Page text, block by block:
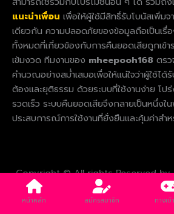
แนะนำเพื่อน เพื่อให้ผู้ใช้มีสิทธิ์รับโบนัสเพิ่มจ
เดียวกัน ความปลอดภัยของข้อมูลถือเป็นเรื่
ทั้งหมดที่เกี่ยวข้องกับการคืนยอดเสียถูกเข้า
เข้มงวด ทีมงานของ mheepooh168 ตรว
คำนวณอย่างสม่ำเสมอเพื่อให้แน่ใจว่าผู้ใช้ไ
ต้องและยุติธรรม ด้วยระบบที่ใช้งานง่าย โป
รวดเร็ว ระบบคืนยอดเสียจึงกลายเป็นหนึ่งใ
ประสบการณ์การใช้งานที่ยั่งยืนและคุ้มค่าสำ
Copyright © All rights Reserved by
หน้าหลัก สมัครสมาชิก ทางเข้